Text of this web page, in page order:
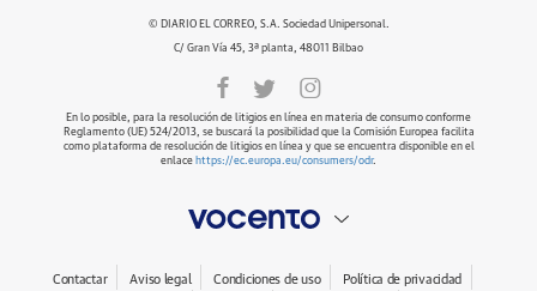
© DIARIO EL CORREO, S.A. Sociedad Unipersonal.
C/ Gran Vía 45, 3ª planta, 48011 Bilbao
En lo posible, para la resolución de litigios en línea en materia de consumo conforme
Reglamento (UE) 524/2013, se buscará la posibilidad que la Comisión Europea facilita
como plataforma de resolución de litigios en línea y que se encuentra disponible en el
enlace https://ec.europa.eu/consumers/odr.
Contactar Aviso legal Condiciones de uso Política de privacidad